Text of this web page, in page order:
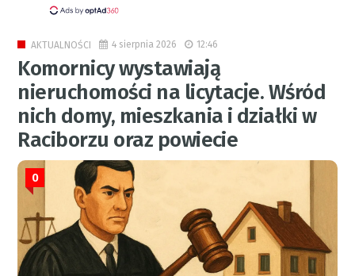
AKTUALNOŚCI 4 sierpnia 2026 12:46
Komornicy wystawiają
nieruchomości na licytacje. Wśród
nich domy, mieszkania i działki w
Raciborzu oraz powiecie
0